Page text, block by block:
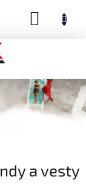
a vesty